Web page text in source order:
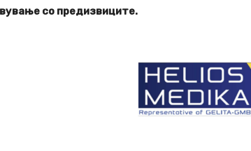
со предизвиците.